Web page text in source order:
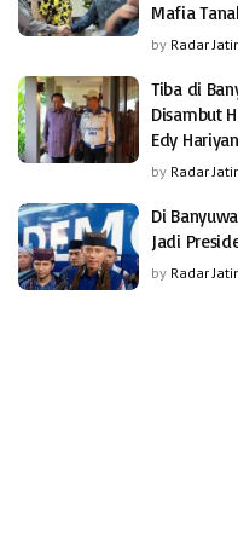
Mafia
by Radar
Tiba di
Disambut
Edy
by Radar
Di
Jadi
by Radar